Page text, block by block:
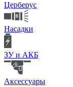
Церберус
Насадки
ЗУ и АКБ
Аксессуары